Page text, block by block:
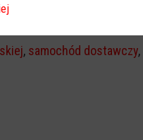
, samochód dostawczy,